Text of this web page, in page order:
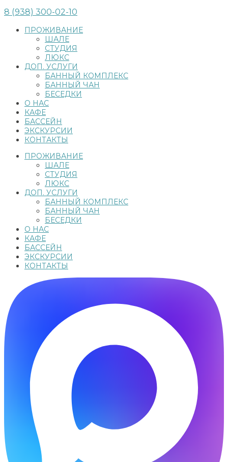
8 (938) 300-02-10
ПРОЖИВАНИЕ
ШАЛЕ
СТУДИЯ
ЛЮКС
ДОП. УСЛУГИ
БАННЫЙ КОМПЛЕКС
БАННЫЙ ЧАН
БЕСЕДКИ
О НАС
КАФЕ
БАССЕЙН
ЭКСКУРСИИ
КОНТАКТЫ
ПРОЖИВАНИЕ
ШАЛЕ
СТУДИЯ
ЛЮКС
ДОП. УСЛУГИ
БАННЫЙ КОМПЛЕКС
БАННЫЙ ЧАН
БЕСЕДКИ
О НАС
КАФЕ
БАССЕЙН
ЭКСКУРСИИ
КОНТАКТЫ